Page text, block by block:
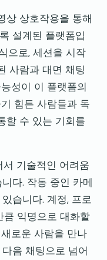
상 상호작용을 통해
설계된 플랫폼입
으로, 세션을 시작
사람과 대면 채팅
성이 이 플랫폼의
힘든 사람들과 독
할 수 있는 기회를
기술적인 어려움
다. 작동 중인 카메
습니다. 계정, 프로
큼 익명으로 대화할
로운 사람을 만나
음 채팅으로 넘어